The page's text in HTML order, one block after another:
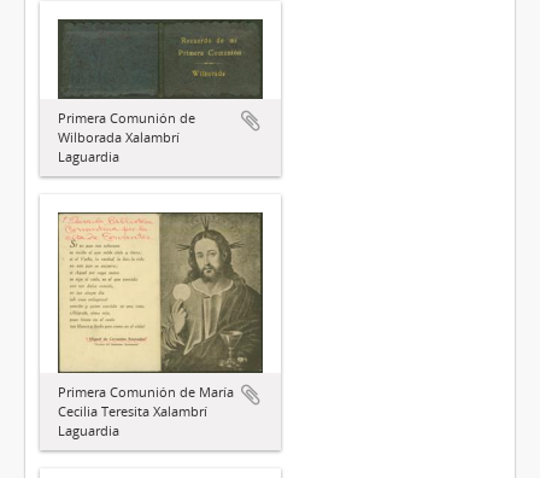
Primera Comunión de
Wilborada Xalambrí
Laguardia
Primera Comunión de María
Cecilia Teresita Xalambrí
Laguardia